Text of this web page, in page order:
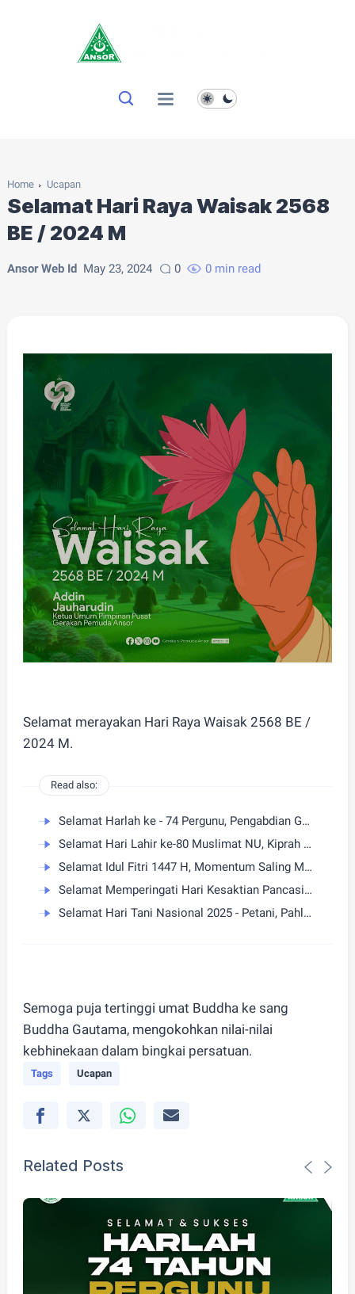
Home Ucapan
Selamat Hari Raya Waisak 2568
BE / 2024 M
Ansor Web Id May 23, 2024 0 0 min read
Selamat merayakan Hari Raya Waisak 2568 BE /
2024 M.
Read also:
Selamat Harlah ke - 74 Pergunu, Pengabdian Guru Menjaga Nilai Aswaja dan Membangun Generasi Unggul
Selamat Hari Lahir ke-80 Muslimat NU, Kiprah Perempuan Nahdliyin Perkuat Tradisi dan Kemandirian Bangsa
Selamat Idul Fitri 1447 H, Momentum Saling Memaafkan dan Menguatkan
Selamat Memperingati Hari Kesaktian Pancasila 2025 - Menyatukan Perbedaan, Menguatkan Bangsa
Selamat Hari Tani Nasional 2025 - Petani, Pahlawan Ketahanan Pangan Indonesia
Semoga puja tertinggi umat Buddha ke sang
Buddha Gautama, mengokohkan nilai-nilai
kebhinekaan dalam bingkai persatuan.
Tags Ucapan
Related Posts